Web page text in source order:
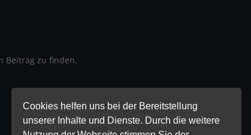
Cookies helfen uns bei der Bereitstellung
unserer Inhalte und Dienste. Durch die weitere
Beitrag zu finden.